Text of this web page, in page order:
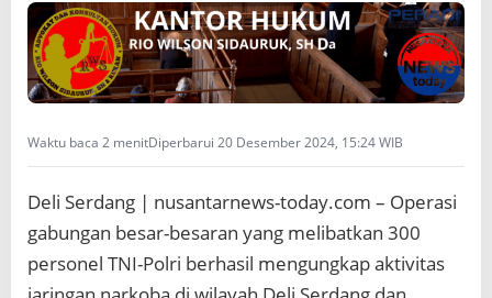
O
L
R
I
T
n
g
a
p
u
l
Waktu baca 2 menitDiperbarui 20 Desember 2024, 15:24 WIB
Deli Serdang | nusantarnews-today.com – Operasi
gabungan besar-besaran yang melibatkan 300
personel TNI-Polri berhasil mengungkap aktivitas